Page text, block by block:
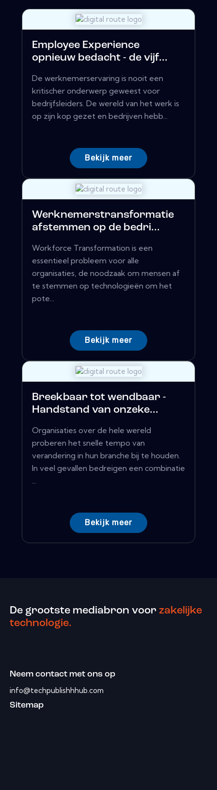
Employee Experience
opnieuw bedacht - de vijf...
De werknemerservaring is nooit een
kritischer onderwerp geweest voor
bedrijfsleiders. De wereld van het werk is
op zijn kop gezet en bedrijven hebb...
Bekijk meer
Werknemerstransformatie
afstemmen op de bedri...
Workforce Transformation is een
essentieel probleem voor alle
organisaties, de noodzaak om mensen af ​​
te stemmen op technologieën om het
pote...
Bekijk meer
Breekbaar tot wendbaar -
Handstand van onzeke...
Organisaties over de hele wereld
proberen het snelle tempo van
verandering in hun branche bij te houden.
In veel gevallen bedreigen een combinatie
...
Bekijk meer
De grootste mediabron voor zakelijke
technologie.
Neem contact met ons op
info@techpublishhhub.com
Sitemap